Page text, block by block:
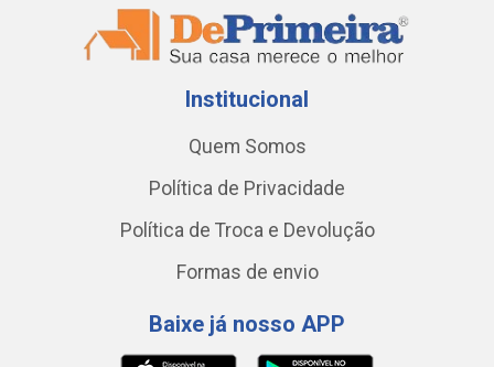
Institucional
Quem Somos
Política de Privacidade
Política de Troca e Devolução
Formas de envio
Baixe já nosso APP